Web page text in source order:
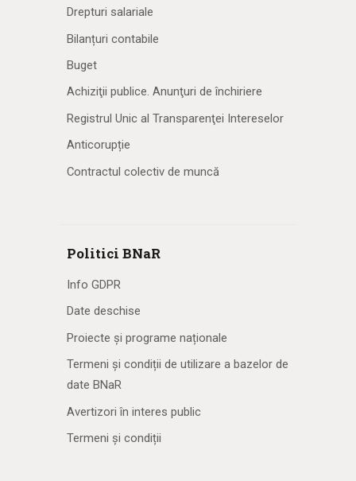
Drepturi salariale
Bilanțuri contabile
Buget
Achiziţii publice. Anunţuri de închiriere
Registrul Unic al Transparenţei Intereselor
Anticorupție
Contractul colectiv de muncă
Politici BNaR
Info GDPR
Date deschise
Proiecte și programe naționale
Termeni și condiții de utilizare a bazelor de
date BNaR
Avertizori în interes public
Termeni și condiții